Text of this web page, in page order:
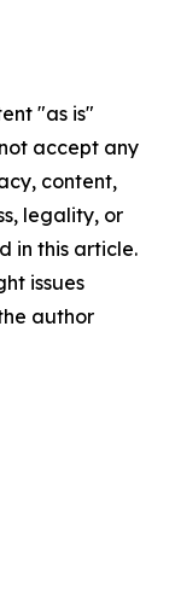
"as is"
accept any
content,
legality, or
in this article.
issues
author